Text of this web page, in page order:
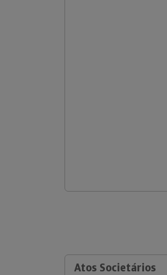
Atos Societários